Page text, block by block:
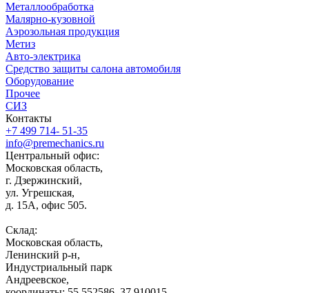
Металлообработка
Малярно-кузовной
Аэрозольная продукция
Метиз
Авто-электрика
Средство защиты салона автомобиля
Оборудование
Прочее
СИЗ
Контакты
+7 499 714- 51-35
info@premechanics.ru
Центральный офис:
Московская область,
г. Дзержинский,
ул. Угрешская,
д. 15А, офис 505.
Склад:
Московская область,
Ленинский р-н,
Индустриальный парк
Андреевское,